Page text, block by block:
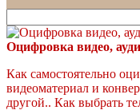
для:
Оцифровка видео,
Как самостоятельно
видеоматериал и
другой.. Как выбрать